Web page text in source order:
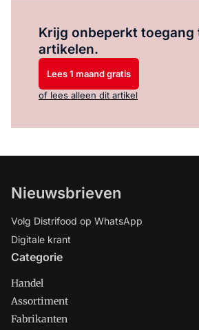
Krijg onbeperkt toegang
artikelen.
Lees 1 maand gratis
of lees alleen dit artikel
Nieuwsbrieven
Volg Distrifood op WhatsApp
Digitale krant
Categorie
Handel
Assortiment
Fabrikanten